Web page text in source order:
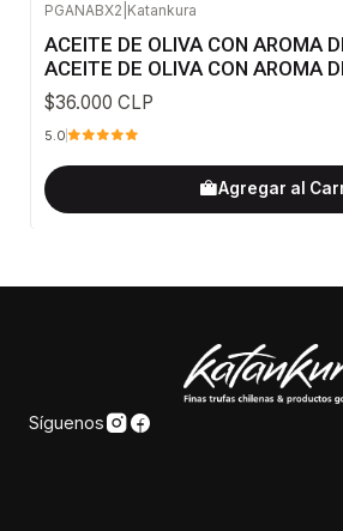
PGANABX2 Katankura
ACEITE DE OLIVA CON AROMA
ACEITE DE OLIVA CON AROMA
$36.000 CLP
5.0
Agregar al
Síguenos